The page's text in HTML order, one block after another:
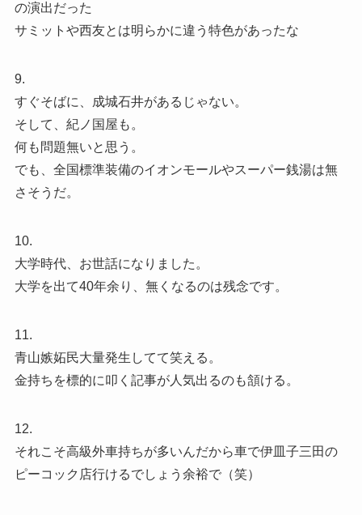
の演出だった
サミットや西友とは明らかに違う特色があったな
9.
すぐそばに、成城石井があるじゃない。
そして、紀ノ国屋も。
何も問題無いと思う。
でも、全国標準装備のイオンモールやスーパー銭湯は無
さそうだ。
10.
大学時代、お世話になりました。
大学を出て40年余り、無くなるのは残念です。
11.
青山嫉妬民大量発生してて笑える。
金持ちを標的に叩く記事が人気出るのも頷ける。
12.
それこそ高級外車持ちが多いんだから車で伊皿子三田の
ピーコック店行けるでしょう余裕で（笑）